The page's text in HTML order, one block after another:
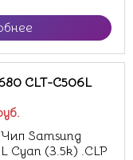
CLT-C506L
Samsung
Cyan (3.5k) .CLP